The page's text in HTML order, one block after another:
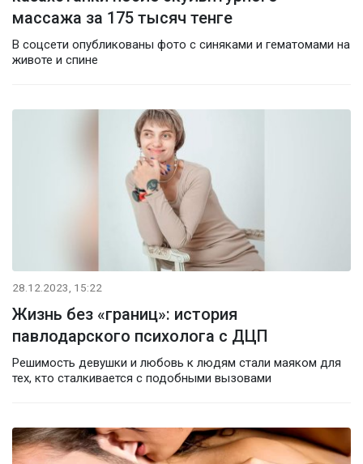
массажа за 175 тысяч тенге
В соцсети опубликованы фото с синяками и гематомами на
животе и спине
28.12.2023, 15:22
Жизнь без «границ»: история
павлодарского психолога с ДЦП
Решимость девушки и любовь к людям стали маяком для
тех, кто сталкивается с подобными вызовами